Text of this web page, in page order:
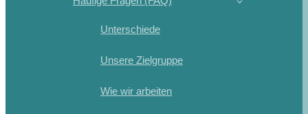
Unterschiede
Unsere Zielgruppe
Wie wir arbeiten